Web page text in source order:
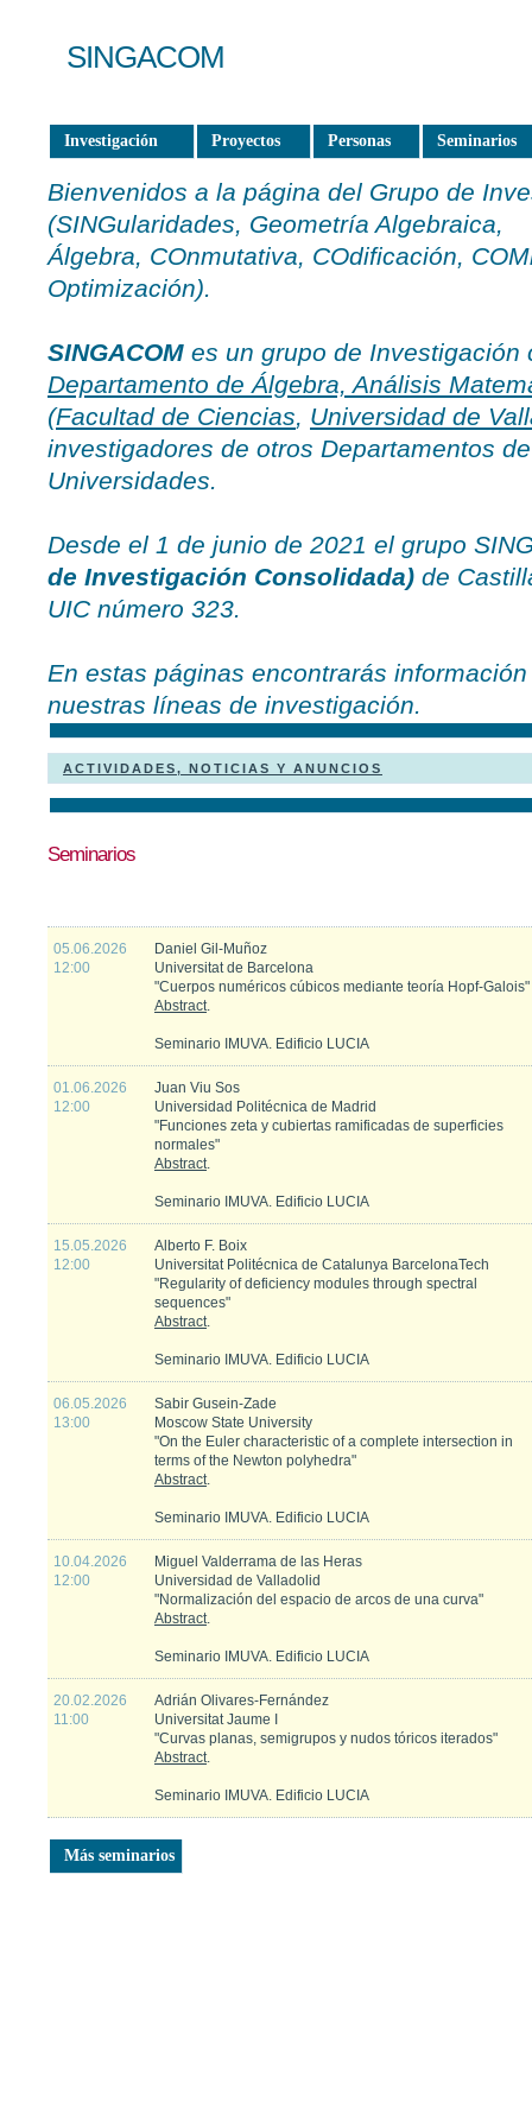
SINGACOM
Investigación Proyectos Personas Seminarios
Bienvenidos a la página del Grupo de
(SINGularidades, Geometría Algebraica,
Álgebra, COnmutativa, COdificación,
Optimización).
SINGACOM es un grupo de Investigación
Departamento de Álgebra, Análisis
(Facultad de Ciencias, Universidad de
investigadores de otros Departamentos
Universidades.
Desde el 1 de junio de 2021 el grupo
de Investigación Consolidada) de
UIC número 323.
En estas páginas encontrarás
nuestras líneas de investigación.
ACTIVIDADES, NOTICIAS Y ANUNCIOS
Seminarios
05.06.2026
12:00
Daniel Gil-Muñoz
Universitat de Barcelona
"Cuerpos numéricos cúbicos mediante teoría Hopf-Galois"
Abstract.
Seminario IMUVA. Edificio LUCIA
01.06.2026
12:00
Juan Viu Sos
Universidad Politécnica de Madrid
"Funciones zeta y cubiertas ramificadas de superficies
normales"
Abstract.
Seminario IMUVA. Edificio LUCIA
15.05.2026
12:00
Alberto F. Boix
Universitat Politécnica de Catalunya BarcelonaTech
"Regularity of deficiency modules through spectral
sequences"
Abstract.
Seminario IMUVA. Edificio LUCIA
06.05.2026
13:00
Sabir Gusein-Zade
Moscow State University
"On the Euler characteristic of a complete intersection in
terms of the Newton polyhedra"
Abstract.
Seminario IMUVA. Edificio LUCIA
10.04.2026
12:00
Miguel Valderrama de las Heras
Universidad de Valladolid
"Normalización del espacio de arcos de una curva"
Abstract.
Seminario IMUVA. Edificio LUCIA
20.02.2026
11:00
Adrián Olivares-Fernández
Universitat Jaume I
"Curvas planas, semigrupos y nudos tóricos iterados"
Abstract.
Seminario IMUVA. Edificio LUCIA
Más seminarios